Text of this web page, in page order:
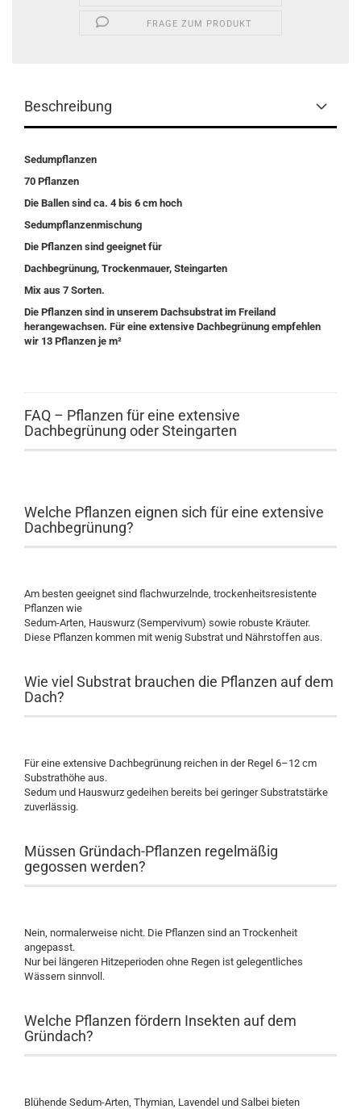
FRAGE ZUM PRODUKT
Beschreibung
Sedumpflanzen
70 Pflanzen
Die Ballen sind ca. 4 bis 6 cm hoch
Sedumpflanzenmischung
Die Pflanzen sind geeignet für
Dachbegrünung, Trockenmauer, Steingarten
Mix aus 7 Sorten.
Die Pflanzen sind in unserem Dachsubstrat im Freiland
herangewachsen. Für eine extensive Dachbegrünung empfehlen
wir 13 Pflanzen je m²
FAQ – Pflanzen für eine extensive
Dachbegrünung oder Steingarten
Welche Pflanzen eignen sich für eine extensive
Dachbegrünung?
Am besten geeignet sind flachwurzelnde, trockenheitsresistente
Pflanzen wie
Sedum-Arten, Hauswurz (Sempervivum) sowie robuste Kräuter.
Diese Pflanzen kommen mit wenig Substrat und Nährstoffen aus.
Wie viel Substrat brauchen die Pflanzen auf dem
Dach?
Für eine extensive Dachbegrünung reichen in der Regel 6–12 cm
Substrathöhe aus.
Sedum und Hauswurz gedeihen bereits bei geringer Substratstärke
zuverlässig.
Müssen Gründach-Pflanzen regelmäßig
gegossen werden?
Nein, normalerweise nicht. Die Pflanzen sind an Trockenheit
angepasst.
Nur bei längeren Hitzeperioden ohne Regen ist gelegentliches
Wässern sinnvoll.
Welche Pflanzen fördern Insekten auf dem
Gründach?
Blühende Sedum-Arten, Thymian, Lavendel und Salbei bieten